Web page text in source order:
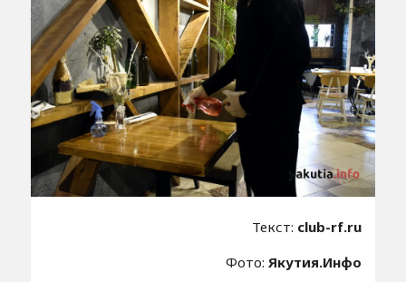
Текст: club-rf.ru
Фото: Якутия.Инфо